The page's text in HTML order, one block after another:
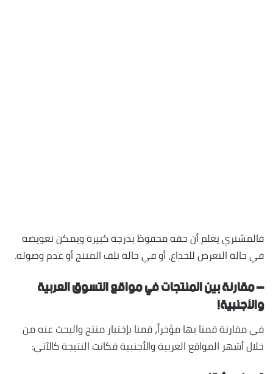
فالمشتري يعلم أن حقه محفوظ بدرجة كبيرة ويمكن تعويضه
في حالة التعرض للخداع، أو في حالة تلف المنتج أو عدم وصوله.
– مقارنة بين المنتجات في مواقع التسوق العربية
والأجنبية!
في مقارنة قمنا بها مؤخراً، قمنا بإختيار منتج والبحث عنه من
خلال أشهر المواقع العربية والأجنبية فكانت النتيجة كالآتي: